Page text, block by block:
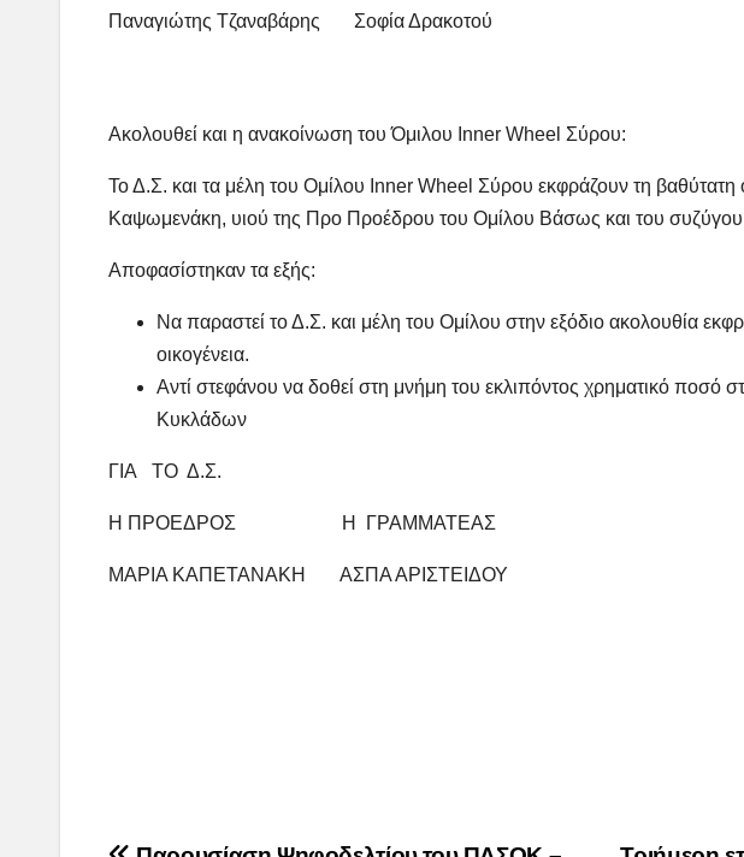
Παναγιώτης Τζαναβάρης Σοφία Δρακοτού
Ακολουθεί και η ανακοίνωση του Όμιλου Inner Wheel Σύρου:
Το Δ.Σ. και τα μέλη του Ομίλου Inner Wheel Σύρου εκφράζουν τη
Καψωμενάκη, υιού της Προ Προέδρου του Ομίλου Βάσως και του
Αποφασίστηκαν τα εξής:
Να παραστεί το Δ.Σ. και μέλη του Ομίλου στην εξόδιο ακολουθία
οικογένεια.
Αντί στεφάνου να δοθεί στη μνήμη του εκλιπόντος χρηματικό
Κυκλάδων
ΓΙΑ ΤΟ Δ.Σ.
Η ΠΡΟΕΔΡΟΣ Η ΓΡΑΜΜΑΤΕΑΣ
ΜΑΡΙΑ ΚΑΠΕΤΑΝΑΚΗ ΑΣΠΑ ΑΡΙΣΤΕΙΔΟΥ